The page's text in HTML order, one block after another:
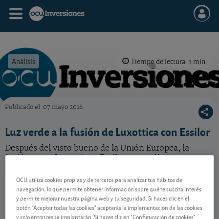
Análisis Tiempo de lectura: 1 min.
Publicado el 07 mayo 2018
Luz verde a la fusión de Luxottica con Essilor
Después del visto bueno de la Unión Europea, la
fusión entre Luxottica y Essilor es ya sólo una
Contenido reservado a SOCIOS
OCU utiliza cookies propias y de terceros para analizar tus hábitos de
navegación, lo que permite obtener información sobre qué te suscita interés
y permite mejorar nuestra página web y tu seguridad. Si haces clic en el
botón "Aceptar todas las cookies" aceptarás la implementación de las cookies
y solo entonces se implantarán. Si haces clic en "Configuración de cookies"